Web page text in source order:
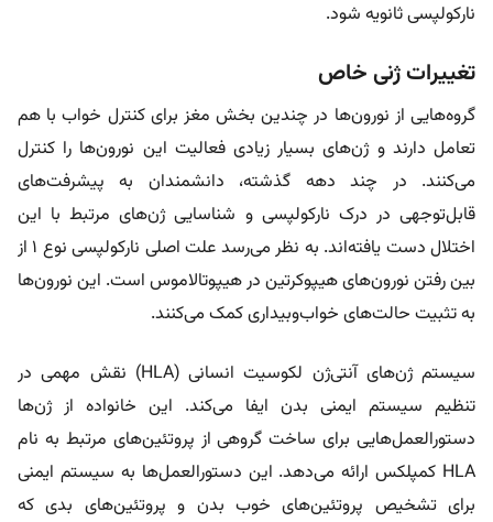
نارکولپسی ثانویه شود.
تغییرات ژنی خاص
گروه‌هایی از نورون‌ها در چندین بخش مغز برای کنترل خواب با هم
تعامل دارند و ژن‌های بسیار زیادی فعالیت این نورون‌ها را کنترل
می‌کنند. در چند دهه گذشته، دانشمندان به پیشرفت‌های
قابل‌توجهی در درک نارکولپسی و شناسایی ژن‌های مرتبط با این
اختلال دست یافته‌اند. به نظر می‌رسد علت اصلی نارکولپسی نوع ۱ از
بین‌ رفتن نورون‌های هیپوکرتین در هیپوتالاموس است. این نورون‌ها
به تثبیت حالت‌های خواب‌وبیداری کمک می‌کنند.
سیستم ژن‌های آنتی‌ژن لکوسیت انسانی (HLA) نقش مهمی در
تنظیم سیستم ایمنی بدن ایفا می‌کند. این خانواده از ژن‌ها
دستورالعمل‌هایی برای ساخت گروهی از پروتئین‌های مرتبط به نام
HLA کمپلکس ارائه می‌دهد. این دستورالعمل‌ها به سیستم ایمنی
برای تشخیص پروتئین‌های خوب بدن و پروتئین‌های بدی که